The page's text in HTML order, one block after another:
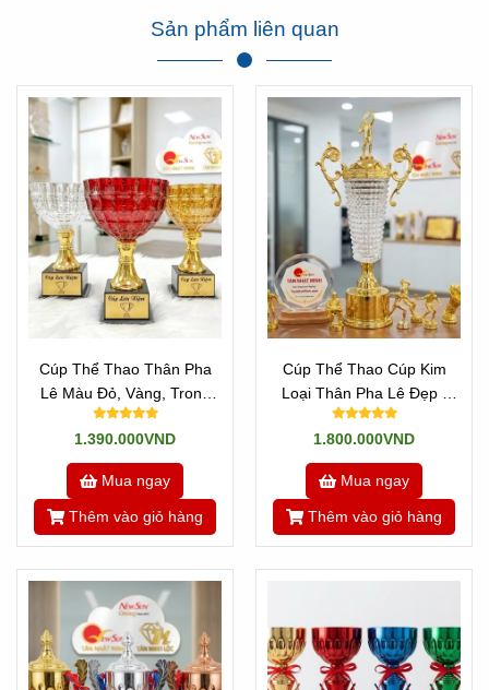
Hình ảnh Cúp Tân Nhật Minh làm cho hội thao Sacombank
Xem thêm phản hồi của Sacombank về chúng tôi tại đây:
Click xem
Cúp kim loại mạ vàng là dòng cúp được làm từ chất liệu
kim loại sang trọng, đẳng cấp:
Đó là dòng cúp nhập không phải dòng cúp sản xuất ở Việt
Nam!
* Với dòng cúp nhập:
khuôn sẵn mẫu mã và hình dạng. Nghĩa mà mẫu mã
không thay đổi được. Khách hàng chỉ việc chọn mẫu nào
đẹp, kích thước phù hợp và in hoặc khắc nội dung lên sản
- Lợi ích của dòng sản phẩm này là: Nhanh và đẹp
- Nhược điểm: Ngược lại là chúng có giá không phải rẻ và
mẫu mã bị hạn chế. Chúng ta muốn thay đổi chi tiết nào đó
cũng không được.
Đến với Tân Nhật Minh, chúng tôi có nhiều dòng sản phẩm
để quí khách lựa chọn.
Sản phẩm liên quan
Cúp Thể Thao Thân Pha
Lê Màu Đỏ, Vàng, Trong
Đẹp Cao Cấp
1.390.000VND
Mua ngay
Thêm vào giỏ hàng
Cúp Thể Thao Cúp Kim
Loại Thân Pha Lê Đẹp -
Thịnh Hành Nhất
1.800.000VND
Mua ngay
Thêm vào giỏ hàng